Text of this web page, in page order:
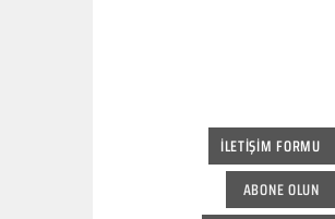
İLETİŞİM FORMU
ABONE OLUN